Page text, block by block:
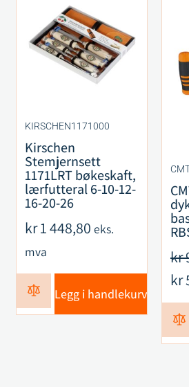
KIRSCHEN1171000
Kirschen
Stemjernsett
1171LRT bøkeskaft,
lærfutteral 6-10-12-
16-20-26
kr1 448,80 eks.
mva
Legg i handlekurv
kr
kr